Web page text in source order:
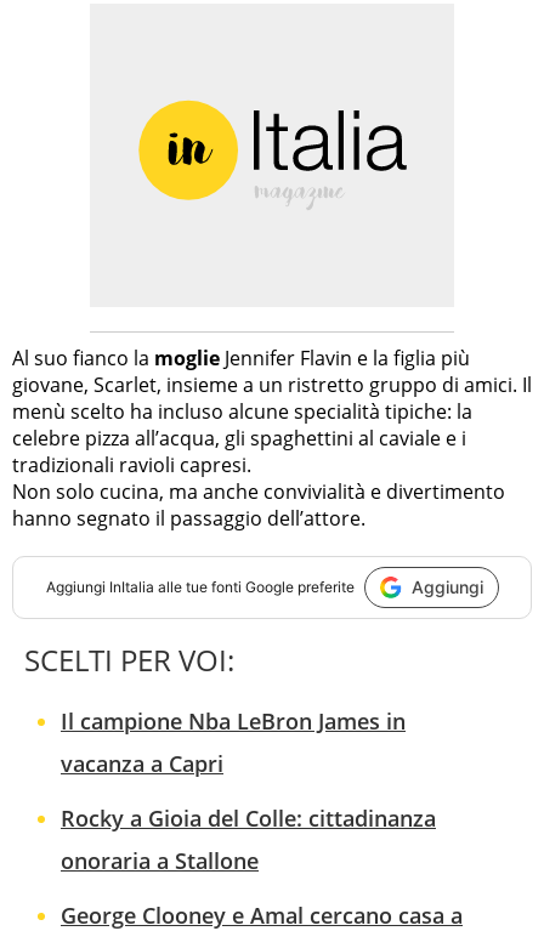
Al suo fianco la moglie Jennifer Flavin e la figlia più
giovane, Scarlet, insieme a un ristretto gruppo di amici. Il
menù scelto ha incluso alcune specialità tipiche: la
celebre pizza all’acqua, gli spaghettini al caviale e i
tradizionali ravioli capresi.
Non solo cucina, ma anche convivialità e divertimento
hanno segnato il passaggio dell’attore.
Aggiungi InItalia alle tue fonti Google preferite Aggiungi
SCELTI PER VOI:
Il campione Nba LeBron James in
vacanza a Capri
Rocky a Gioia del Colle: cittadinanza
onoraria a Stallone
George Clooney e Amal cercano casa a